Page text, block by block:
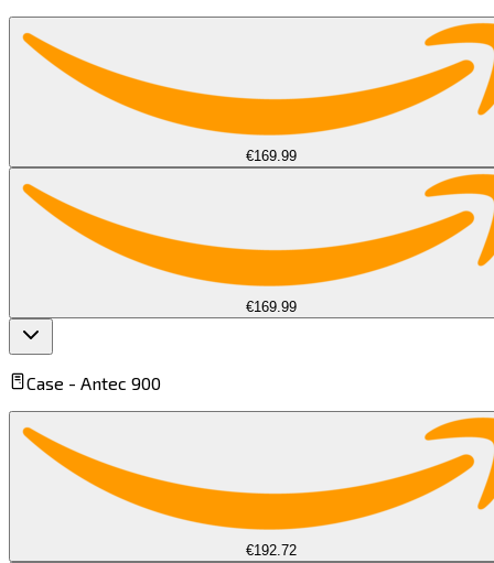
€169.99
€169.99
Case - Antec 900​​​​‌ ‍ ​‍​‍‌‍ ‌ ​‍‌‍‍‌‌‍‌ ‌‍‍‌‌‍ ‍​‍​‍​ ‍‍​‍​‍‌ ​ ‌‍​‌‌‍ ‍‌‍‍‌‌ ‌​‌ ‍‌​‍ ‍‌‍‍‌‌‍ ​‍​‍​‍ ​​‍​‍‌‍‍​‌ ​‍‌‍‌‌‌‍‌‍​‍​‍​ ‍‍​‍​‍​‍ ‌‍​‌‌‍‌​‌‍ ‌‌‍‍‌‌‍ ‍​‍ ‌‍‍‌‌‍ ‍‌ ‌​‌‍‌‌‌‍ ‍‌ ‌​​‍ ‌‍‌‌‌‍‌​‌‍‍‌‌ ‌​​‍ ‌‍ ‌‌‍ ‌‍‌​‌‍‌‌​ ‌‌ ​​‌ ​‍‌‍‌‌‌ ​ ‌‍‌‌‌‍ ‍‌ ‌​‌‍​‌‌ ‌​‌‍‍‌‌‍ ‌‍ ‍​ ‍ ‌‍‍‌‌‍‌​​ ‌‌‍​‌‌‍​ ​ ​ ​ ‌ ​ ​​​ ‌‌​ ‌ ‌‍​‌​‍ ‌​ ‌‍​ ​ ‌‍​‍​ ‌ ​‍ ‌​ ‌​​ ‌‍‌‍‌​​ ​‍​‍ ‌‌‍​‌‌‍​ ‌‍‌‌​ ‌​​‍ ‌​ ‌ ‌‍‌‍‌‍‌‍​ ​‌​ ‌‌‌‍​‍​ ​​​ ​‍​ ​‍​ ​‍​ ​ ​ ‌ ​ ‍ ‌ ‌​‌ ‍‌‌ ​​‌‍‌‌​ ‌‌ ​​‌‍​ ‌‍​ ‌‍​‌‌ ​ ‌‍‌‌​ ‍ ‌ ​​‌‍​‌‌ ‌​‌‍‍​​ ‌‌‍ ‍‌‍​‌‌‍ ‌‌‍‌‌​ ‌‍​‍‌‍​‌‌ ​ ‌‍‌‌‌‌‌‌‌ ​‍‌‍ ​​ ‌​‍‌‌​ ​‍‌​‌‍‌‍​‌‌‍‌​‌‍ ‌‌‍‍‌‌‍ ‍​‍‌‍‌‍‍‌‌‍‌​​ ‌‌‍​‌‌‍​ ​ ​ ​ ‌ ​ ​​​ ‌‌​ ‌ ‌‍​‌​‍ ‌​ ‌‍​ ​ ‌‍​‍​ ‌ ​‍ ‌​ ‌​​ ‌‍‌‍‌​​ ​‍​‍ ‌‌‍​‌‌‍​ ‌‍‌‌​ ‌​​‍ ‌​ ‌ ‌‍‌‍‌‍‌‍​ ​‌​ ‌‌‌‍​‍​ ​​​ ​‍​ ​‍​ ​‍​ ​ ​ ‌ ​‍‌‍‌ ‌​‌ ‍‌‌ ​​‌‍‌‌​ ‌‌ ​​‌‍​ ‌‍​ ‌‍​‌‌ ​ ‌‍‌‌​‍‌‍‌ ​​‌‍​‌‌ ‌​‌‍‍​​ ‌‌‍ ‍‌‍​‌‌‍ ‌‌‍‌‌​‍‌‍‌ ​​‌‍‌‌‌ ​‍‌ ​ ‌ ​​‌‍‌‌‌‍​ ‌ ‌​‌‍‍‌‌ ‌‍‌‍‌‌​ ‌‌ ​​‌ ‌‌‌‍​‍‌‍ ​‌‍‍‌‌ ​ ‌‍‍​‌‍‌‌‌‍‌​​‍​‍‌ ‌
€192.72